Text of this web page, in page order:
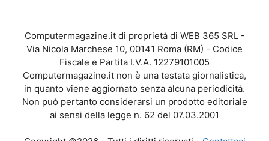
Computermagazine.it di proprietà di WEB 365 SRL -
Via Nicola Marchese 10, 00141 Roma (RM) - Codice
Fiscale e Partita I.V.A. 12279101005
Computermagazine.it non è una testata giornalistica,
in quanto viene aggiornato senza alcuna periodicità.
Non può pertanto considerarsi un prodotto editoriale
ai sensi della legge n. 62 del 07.03.2001